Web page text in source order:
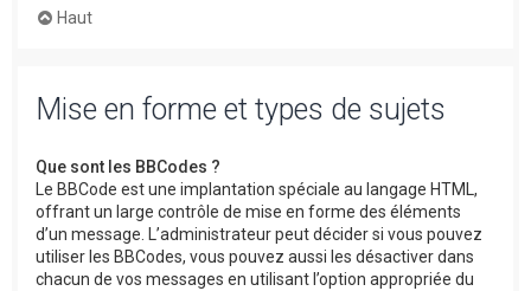
Haut
Mise en forme et types de sujets
Que sont les BBCodes ?
Le BBCode est une implantation spéciale au langage HTML,
offrant un large contrôle de mise en forme des éléments
d’un message. L’administrateur peut décider si vous pouvez
utiliser les BBCodes, vous pouvez aussi les désactiver dans
chacun de vos messages en utilisant l’option appropriée du